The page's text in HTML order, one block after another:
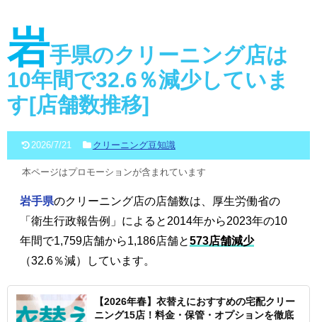
岩手県のクリーニング店は
10年間で32.6％減少していま
す[店舗数推移]
2026/7/21 クリーニング豆知識
本ページはプロモーションが含まれています
岩手県のクリーニング店の店舗数は、厚生労働省の
「衛生行政報告例」によると2014年から2023年の10
年間で1,759店舗から1,186店舗と573店舗減少
（32.6％減）しています。
【2026年春】衣替えにおすすめの宅配クリー
ニング15店！料金・保管・オプションを徹底